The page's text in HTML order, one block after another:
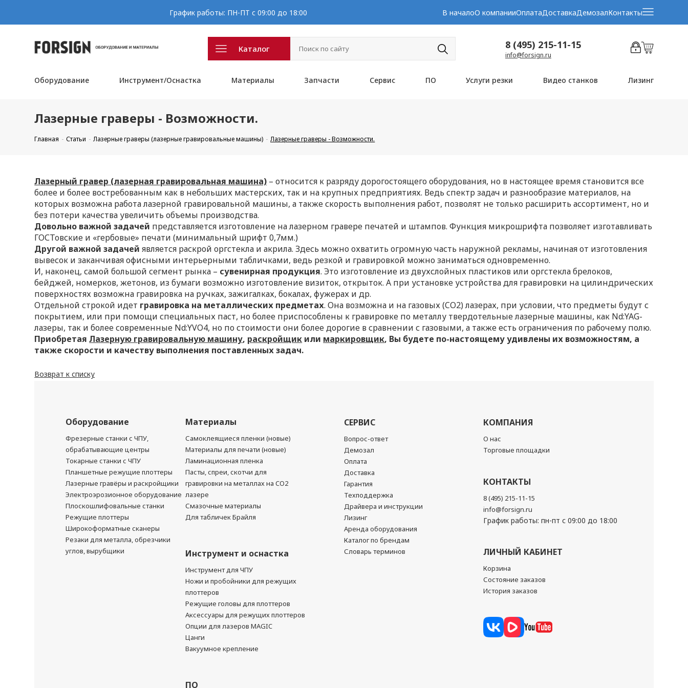
График работы: ПН-ПТ с 09:00 до 18:00 В началоО компанииОплатаДоставкаДемозалКонтакты
Каталог 8 (495) 215-11-15
info@forsign.ru
Оборудование Инструмент/Оснастка Материалы Запчасти Сервис ПО Услуги резки Видео станков Лизинг
Лазерные граверы - Возможности.
Главная Статьи Лазерные граверы (лазерные гравировальные машины) Лазерные граверы - Возможности.
Лазерный гравер (лазерная гравировальная машина) – относится к разряду дорогостоящего оборудования, но в настоящее время становится все
более и более востребованным как в небольших мастерских, так и на крупных предприятиях. Ведь спектр задач и разнообразие материалов, на
которых возможна работа лазерной гравировальной машины, а также скорость выполнения работ, позволят не только расширить ассортимент, но и
без потери качества увеличить объемы производства.
Довольно важной задачей представляется изготовление на лазерном гравере печатей и штампов. Функция микрошрифта позволяет изготавливать
ГОСТовские и «гербовые» печати (минимальный шрифт 0,7мм.)
Другой важной задачей является раскрой оргстекла и акрила. Здесь можно охватить огромную часть наружной рекламы, начиная от изготовления
вывесок и заканчивая офисными интерьерными табличками, ведь резкой и гравировкой можно заниматься одновременно.
И, наконец, самой большой сегмент рынка – сувенирная продукция. Это изготовление из двухслойных пластиков или оргстекла брелоков,
бейджей, номерков, жетонов, из бумаги возможно изготовление визиток, открыток. А при установке устройства для гравировки на цилиндрических
поверхностях возможна гравировка на ручках, зажигалках, бокалах, фужерах и др.
Отдельной строкой идет гравировка на металлических предметах. Она возможна и на газовых (CO2) лазерах, при условии, что предметы будут с
покрытием, или при помощи специальных паст, но более приспособлены к гравировке по металлу твердотельные лазерные машины, как Nd:YAG-
лазеры, так и более современные Nd:YVO4, но по стоимости они более дорогие в сравнении с газовыми, а также есть ограничения по рабочему полю.
ПриобретаяЛазерную гравировальную машину, раскройщик или маркировщик, Вы будете по-настоящему удивлены их возможностям, а
также скорости и качеству выполнения поставленных задач.
Возврат к списку
Оборудование
Фрезерные станки с ЧПУ,
обрабатывающие центры
Токарные станки с ЧПУ
Планшетные режущие плоттеры
Лазерные гравёры и раскройщики
Электроэрозионное оборудование
Плоскошлифовальные станки
Режущие плоттеры
Широкоформатные сканеры
Резаки для металла, обрезчики
углов, вырубщики
Материалы
Самоклеящиеся пленки (новые)
Материалы для печати (новые)
Ламинационная пленка
Пасты, спреи, скотчи для
гравировки на металлах на CO2
лазере
Смазочные материалы
Для табличек Брайля
Инструмент и оснастка
Инструмент для ЧПУ
Ножи и пробойники для режущих
плоттеров
Режущие головы для плоттеров
Аксессуары для режущих плоттеров
Опции для лазеров MAGIC
Цанги
Вакуумное крепление
ПО
СЕРВИС
Вопрос-ответ
Демозал
Оплата
Доставка
Гарантия
Техподдержка
Драйвера и инструкции
Лизинг
Аренда оборудования
Каталог по брендам
Словарь терминов
КОМПАНИЯ
О нас
Торговые площадки
КОНТАКТЫ
8 (495) 215-11-15
info@forsign.ru
График работы: пн-пт с 09:00 до 18:00
ЛИЧНЫЙ КАБИНЕТ
Корзина
Состояние заказов
История заказов